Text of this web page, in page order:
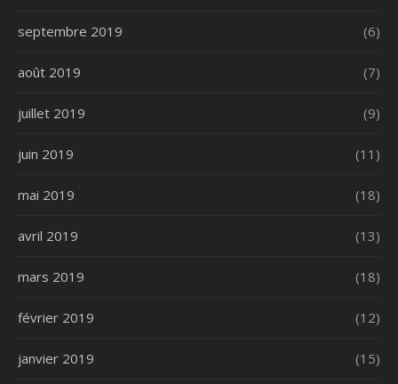
septembre 2019 (6)
août 2019 (7)
juillet 2019 (9)
juin 2019 (11)
mai 2019 (18)
avril 2019 (13)
mars 2019 (18)
février 2019 (12)
janvier 2019 (15)